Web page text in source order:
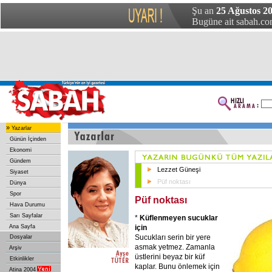
Şu an 25 Ağustos
Bugüne ait
» Yazarlar
Günün İçinden
Ekonomi
Gündem
Siyaset
Dünya
Spor
Hava Durumu
Sarı Sayfalar
Ana Sayfa
Dosyalar
Arşiv
Etkinlikler
Atina 2004
Lezzet Güneşi
Püf noktası
Püf noktası
* Küflenmeyen sucuklar
için
Sucukları serin bir yere
asmak yetmez. Zamanla
üstlerini beyaz bir küf
kaplar. Bunu önlemek için